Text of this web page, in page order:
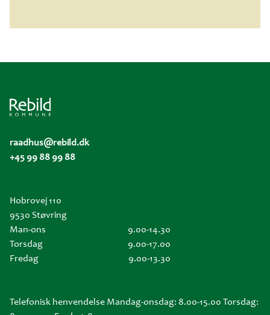
raadhus@rebild.dk
+45 99 88 99 88
Hobrovej 110
9530 Støvring
Man-ons
9.00-14.30
Torsdag
9.00-17.00
Fredag
9.00-13.30
Telefonisk henvendelse Mandag-onsdag: 8.00-15.00 Torsdag: